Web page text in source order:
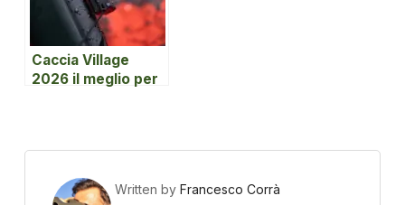
Caccia Village
2026 il meglio per
fiera!
Written by Francesco Corrà